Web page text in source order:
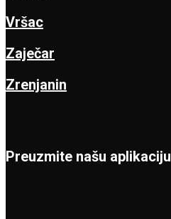
Vršac
Zaječar
Zrenjanin
Preuzmite našu aplikaciju